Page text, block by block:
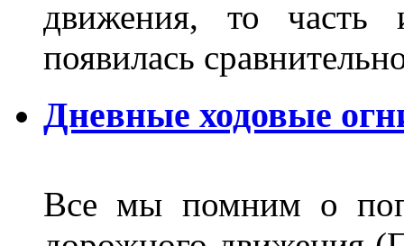
движения, то часть
появилась
Дневные ходовые
Все мы помним о